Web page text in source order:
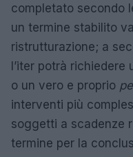
completato secondo
un termine stabilito
ristrutturazione; a
l’iter potrà richiedere
o un vero e proprio
interventi più
soggetti a scadenze
termine per la